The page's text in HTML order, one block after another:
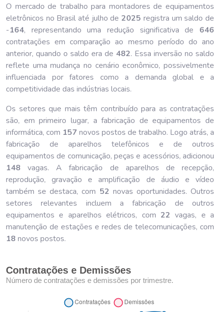
O mercado de trabalho para montadores de equipamentos
eletrônicos no Brasil até julho de2025 registra um saldo de
-164, representando uma redução significativa de 646
contratações em comparação ao mesmo período do ano
anterior, quando o saldo era de 482. Essa inversão no saldo
reflete uma mudança no cenário econômico, possivelmente
influenciada por fatores como a demanda global e a
competitividade das indústrias locais.
Os setores que mais têm contribuído para as contratações
são, em primeiro lugar, a fabricação de equipamentos de
informática, com 157 novos postos de trabalho. Logo atrás, a
fabricação de aparelhos telefônicos e de outros
equipamentos de comunicação, peças e acessórios, adicionou
148 vagas. A fabricação de aparelhos de recepção,
reprodução, gravação e amplificação de áudio e vídeo
também se destaca, com 52 novas oportunidades. Outros
setores relevantes incluem a fabricação de outros
equipamentos e aparelhos elétricos, com 22 vagas, e a
manutenção de estações e redes de telecomunicações, com
18 novos postos.
Contratações e Demissões
Número de contratações e demissões por trimestre.